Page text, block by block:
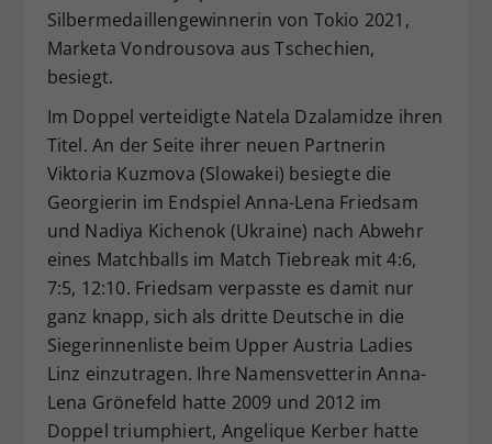
Silbermedaillengewinnerin von Tokio 2021,
Marketa Vondrousova aus Tschechien,
besiegt.
Im Doppel verteidigte Natela Dzalamidze ihren
Titel. An der Seite ihrer neuen Partnerin
Viktoria Kuzmova (Slowakei) besiegte die
Georgierin im Endspiel Anna-Lena Friedsam
und Nadiya Kichenok (Ukraine) nach Abwehr
eines Matchballs im Match Tiebreak mit 4:6,
7:5, 12:10. Friedsam verpasste es damit nur
ganz knapp, sich als dritte Deutsche in die
Siegerinnenliste beim Upper Austria Ladies
Linz einzutragen. Ihre Namensvetterin Anna-
Lena Grönefeld hatte 2009 und 2012 im
Doppel triumphiert, Angelique Kerber hatte